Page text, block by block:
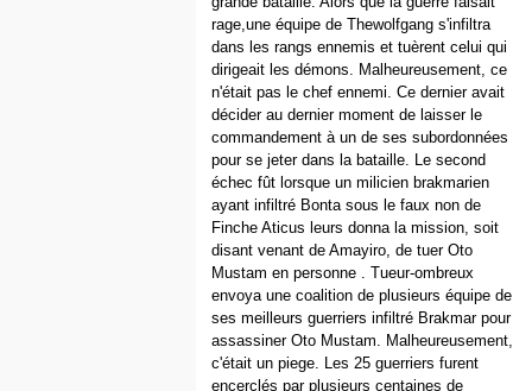
rage,une équipe de Thewolfgang s'infiltra
dans les rangs ennemis et tuèrent celui qui
dirigeait les démons. Malheureusement, ce
n'était pas le chef ennemi. Ce dernier avait
décider au dernier moment de laisser le
commandement à un de ses subordonnées
pour se jeter dans la bataille. Le second
échec fût lorsque un milicien brakmarien
ayant infiltré Bonta sous le faux non de
Finche Aticus leurs donna la mission, soit
disant venant de Amayiro, de tuer Oto
Mustam en personne . Tueur-ombreux
envoya une coalition de plusieurs équipe de
ses meilleurs guerriers infiltré Brakmar pour
assassiner Oto Mustam. Malheureusement,
c'était un piege. Les 25 guerriers furent
encerclés par plusieurs centaines de